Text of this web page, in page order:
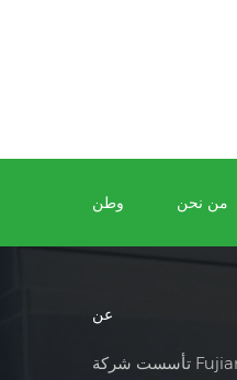
وطن من نحن
عن
تأسست شركة Fujian Guozhiyun